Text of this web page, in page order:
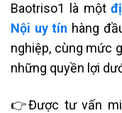
Baotriso1 là một
Nội uy tín hàng
nghiệp, cùng mức
những quyền lợi
👉Được tư vấn